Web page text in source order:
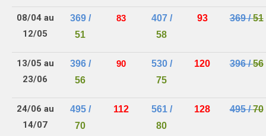
08/04 au
12/05
369 /
51
83
407 /
58
93 369 /51
13/05 au
23/06
396 /
56
90
530 /
75
120 396 /56
24/06 au
14/07
495 /
70
112
561 /
80
128 495 /70